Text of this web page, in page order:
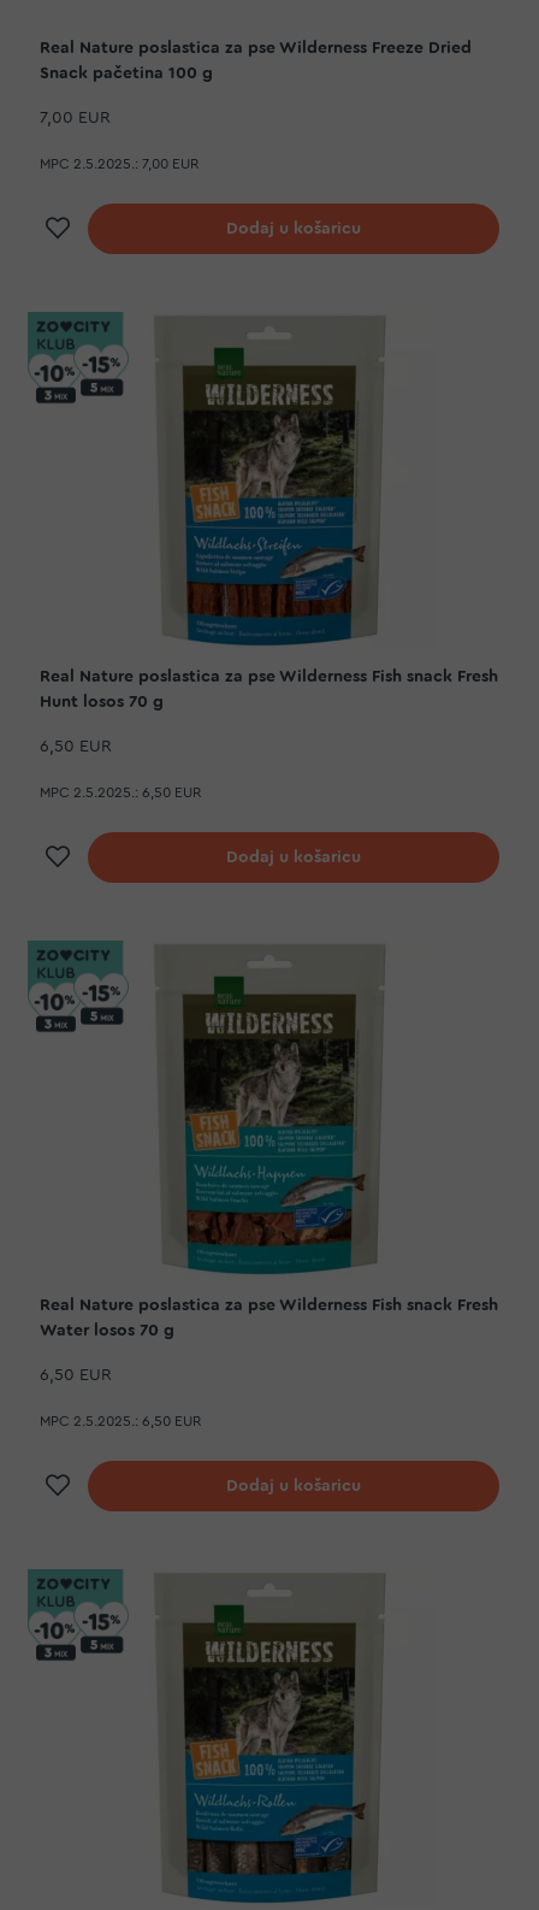
Real Nature poslastica za pse Wilderness Freeze Dried
Snack pačetina 100 g
7,00 EUR
MPC 2.5.2025.: 7,00 EUR
Dodaj na listu želja
Dodaj u košaricu
Real Nature poslastica za pse Wilderness Fish snack Fresh
Hunt losos 70 g
6,50 EUR
MPC 2.5.2025.: 6,50 EUR
Dodaj na listu želja
Dodaj u košaricu
Real Nature poslastica za pse Wilderness Fish snack Fresh
Water losos 70 g
6,50 EUR
MPC 2.5.2025.: 6,50 EUR
Dodaj na listu želja
Dodaj u košaricu